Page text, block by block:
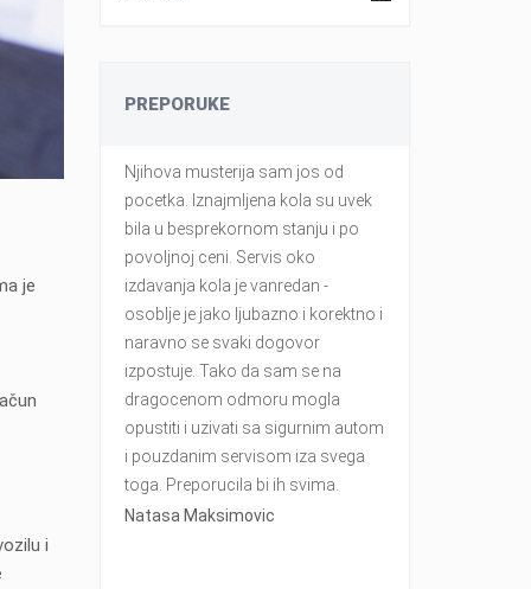
je
i
PREPORUKE
svima
Njihova musterija sam jos od
pocetka. Iznajmljena kola su uvek
bila u besprekornom stanju i po
povoljnoj ceni. Servis oko
izdavanja kola je vanredan -
osoblje je jako ljubazno i korektno i
naravno se svaki dogovor
izpostuje. Tako da sam se na
dragocenom odmoru mogla
opustiti i uzivati sa sigurnim autom
i pouzdanim servisom iza svega
toga. Preporucila bi ih svima.
Natasa Maksimovic